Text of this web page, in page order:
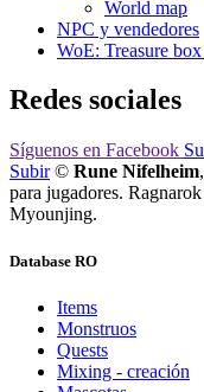
World map
NPC y vendedores
WoE: Treasure
Redes sociales
Síguenos en Facebook
Subir© Rune Nifelheim
para jugadores.
Myounjing.
Database RO
Items
Monstruos
Quests
Mixing - creación